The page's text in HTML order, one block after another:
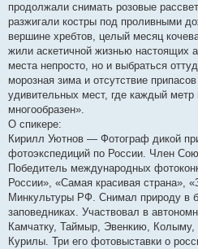
продолжали снимать розовые
разжигали костры под проливными
вершине хребтов, целый месяц
жили аскетичной жизнью настоящих
места непросто, но и выбраться
морозная зима и отсутствие
удивительных мест, где каждый метр
многообразен».
О спикере:
Кирилл Уютнов — Фотограф дикой
фотоэкспедиций по России. Член
Победитель международных
России», «Самая красивая страна»,
Минкультуры РФ. Снимал природу в
заповедниках. Участвовал в
Камчатку, Таймыр, Эвенкию,
Курилы. Три его фотовыставки о